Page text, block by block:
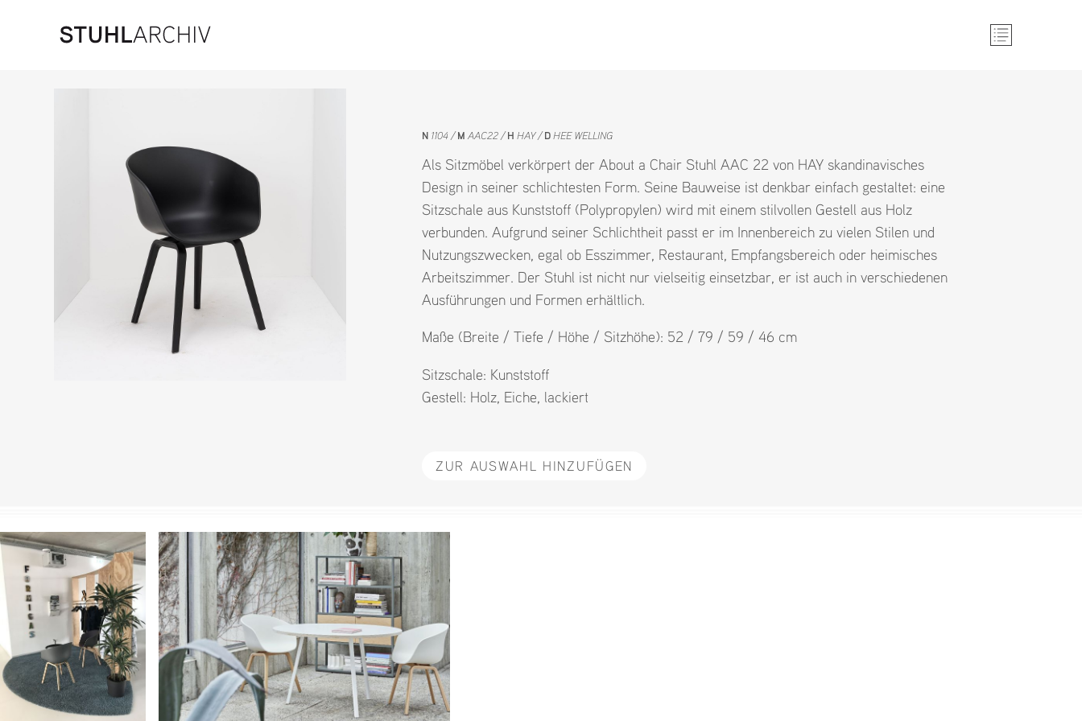
N 1104 M AAC22 H HAY DHEE WELLING
Als Sitzmöbel verkörpert der About a Chair Stuhl AAC 22 von HAY skandinavisches
Design in seiner schlichtesten Form. Seine Bauweise ist denkbar einfach gestaltet: eine
Sitzschale aus Kunststoff (Polypropylen) wird mit einem stilvollen Gestell aus Holz
verbunden. Aufgrund seiner Schlichtheit passt er im Innenbereich zu vielen Stilen und
Nutzungszwecken, egal ob Esszimmer, Restaurant, Empfangsbereich oder heimisches
Arbeitszimmer. Der Stuhl ist nicht nur vielseitig einsetzbar, er ist auch in verschiedenen
Ausführungen und Formen erhältlich.
Maße (Breite / Tiefe / Höhe / Sitzhöhe): 52 / 79 / 59 / 46 cm
Sitzschale: Kunststoff
Gestell: Holz Eiche lackiert